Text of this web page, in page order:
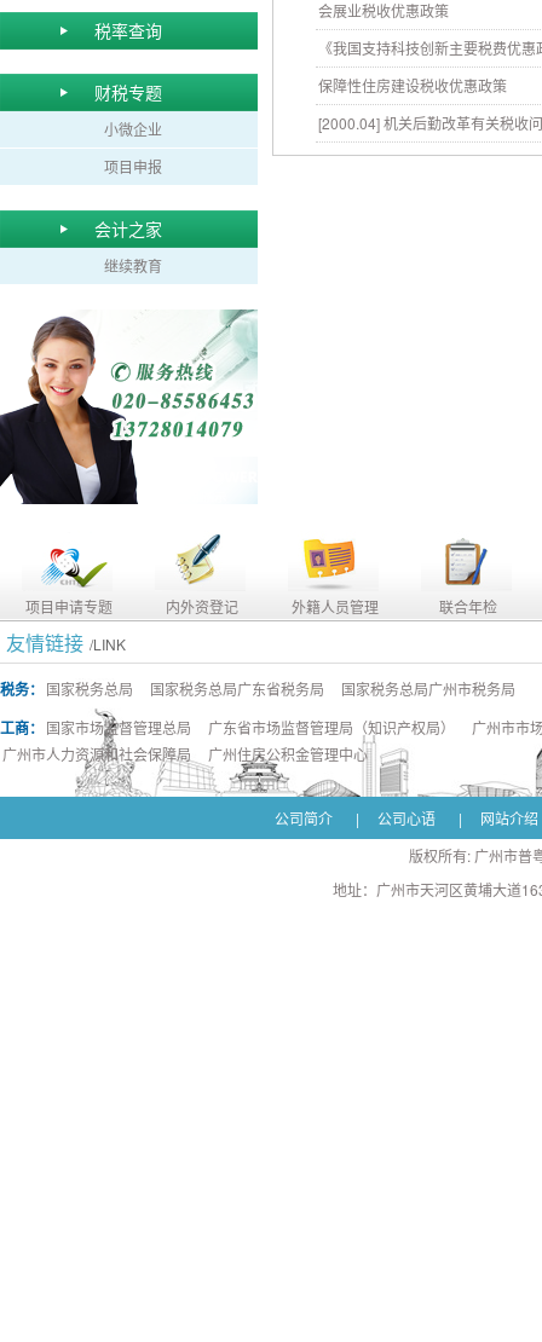
税率查询
财税专题
小微企业
项目申报
会计之家
继续教育
会展业税收优惠政策
《我国支持科技创新主要税费优
保障性住房建设税收优惠政策
[2000.04] 机关后勤改革有关税收
项目申请专题 内外资登记 外籍人员管理 联合年检
友情链接 /LINK
税务： 国家税务总局 国家税务总局广东省税务局 国家税务总局广州市税务局
工商： 国家市场监督管理总局 广东省市场监督管理局（知识产权局）
广州市市
广州市人力资源和社会保障局
广州住房公积金管理中心
公司简介 | 公司心语 |
网站介绍
版权所有: 广州市普
地址：广州市天河区黄埔大道